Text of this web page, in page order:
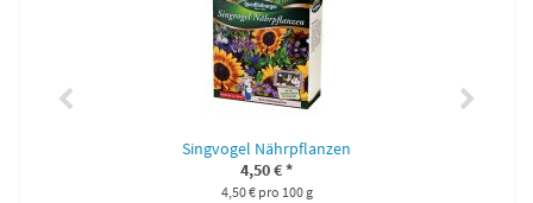
Singvogel Nährpflanzen
4,50 €*
4,50 € pro 100 g